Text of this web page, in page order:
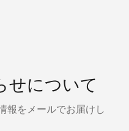
せについて
報をメールでお届けし